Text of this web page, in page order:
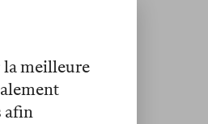
meilleure
afin